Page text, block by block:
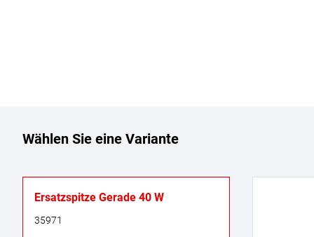
Wählen Sie eine Variante
Ersatzspitze Gerade 40 W
35971